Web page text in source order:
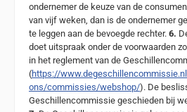
ondernemer de keuze van de
van vijf weken, dan is de ondernemer
te leggen aan de bevoegde rechter. 6.
doet uitspraak onder de voorwaarden
in het reglement van de
(https://
ons/commissies/webshop/). De
Geschillencommissie geschieden bij